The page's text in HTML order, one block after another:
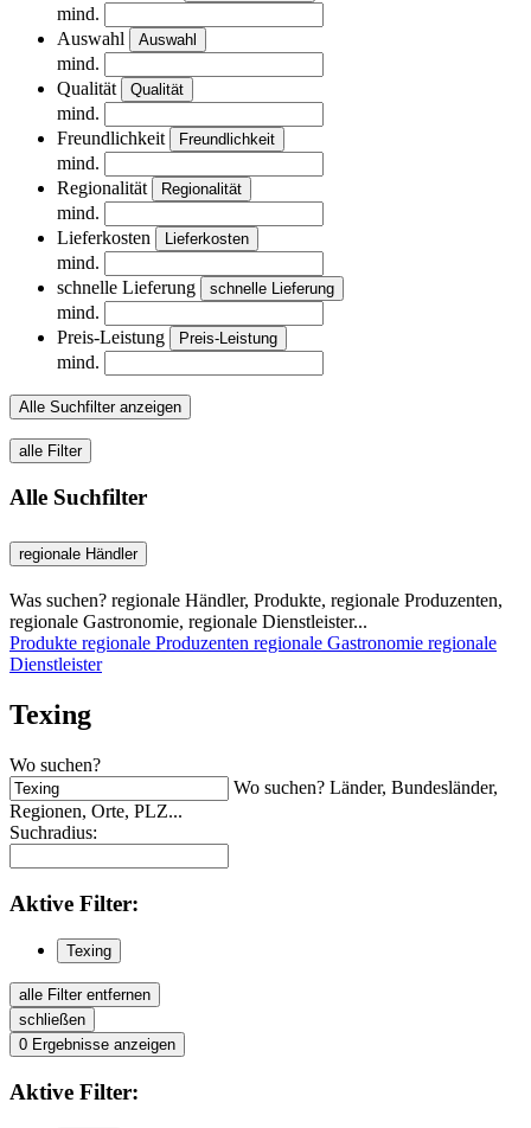
mind.
Auswahl
Auswahl
mind.
Qualität
Qualität
mind.
Freundlichkeit
Freundlichkeit
mind.
Regionalität
Regionalität
mind.
Lieferkosten
Lieferkosten
mind.
schnelle Lieferung
schnelle Lieferung
mind.
Preis-Leistung
Preis-Leistung
mind.
Alle Suchfilter anzeigen
alle Filter
Alle Suchfilter
regionale Händler
Was suchen? regionale Händler, Produkte, regionale Produzenten,
regionale Gastronomie, regionale Dienstleister...
Produkte regionale Produzenten regionale Gastronomie regionale
Dienstleister
Texing
Wo suchen?
Wo suchen? Länder, Bundesländer,
Regionen, Orte, PLZ...
Suchradius:
Aktive Filter:
Texing
alle Filter entfernen
schließen
0 Ergebnisse anzeigen
Aktive Filter: